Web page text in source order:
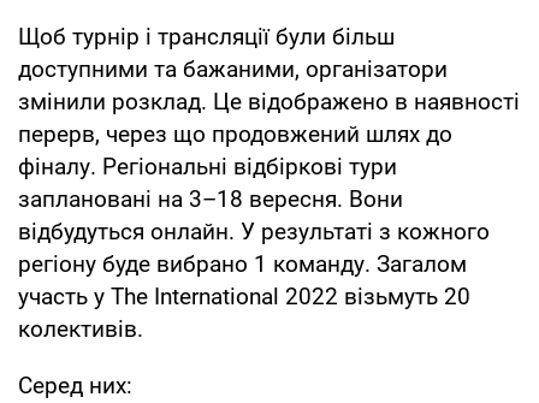
Щоб турнір і трансляції були більш
доступними та бажаними, організатори
змінили розклад. Це відображено в наявності
перерв, через що продовжений шлях до
фіналу. Регіональні відбіркові тури
заплановані на 3–18 вересня. Вони
відбудуться онлайн. У результаті з кожного
регіону буде вибрано 1 команду. Загалом
участь у The International 2022 візьмуть 20
колективів.
Серед них: